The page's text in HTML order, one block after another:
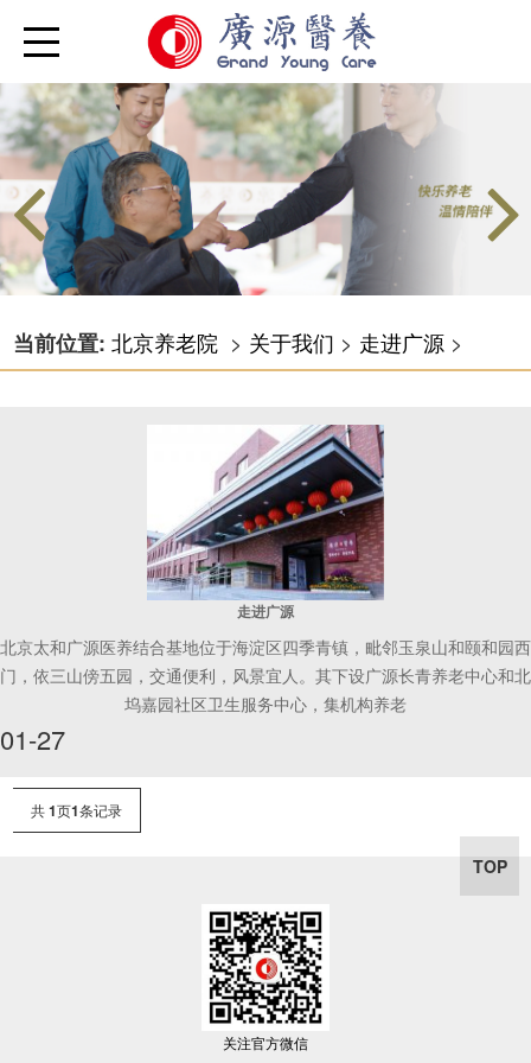
当前位置: 北京养老院 > 关于我们 > 走进广源 >
走进广源
北京太和广源医养结合基地位于海淀区四季青镇，毗邻玉泉山和颐和园西
门，依三山傍五园，交通便利，风景宜人。其下设广源长青养老中心和北
坞嘉园社区卫生服务中心，集机构养老
01-27
共1页1条记录
关注官方微信
TOP